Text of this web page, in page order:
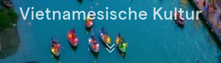
Vietnamesische Kultur